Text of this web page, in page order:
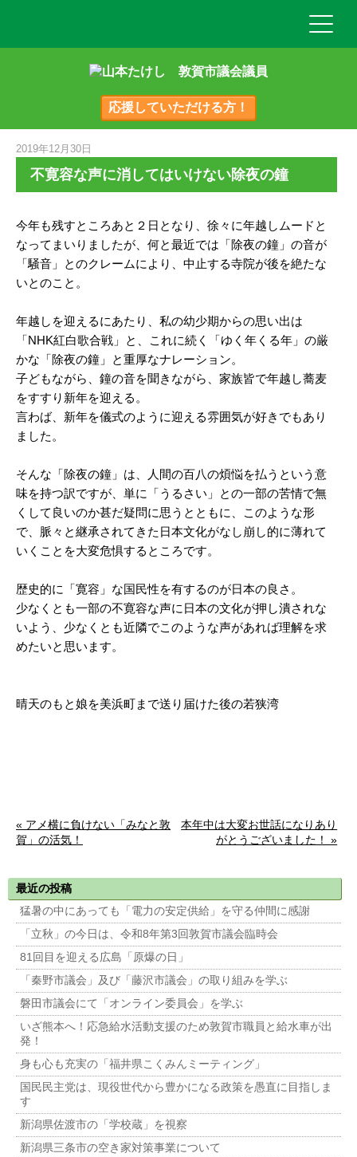
応援していただける方！
2019年12月30日
不寛容な声に消してはいけない除夜の鐘
今年も残すところあと２日となり、徐々に年越しムードと
なってまいりましたが、何と最近では「除夜の鐘」の音が
「騒音」とのクレームにより、中止する寺院が後を絶たな
いとのこと。
年越しを迎えるにあたり、私の幼少期からの思い出は
「NHK紅白歌合戦」と、これに続く「ゆく年くる年」の厳
かな「除夜の鐘」と重厚なナレーション。
子どもながら、鐘の音を聞きながら、家族皆で年越し蕎麦
をすすり新年を迎える。
言わば、新年を儀式のように迎える雰囲気が好きでもあり
ました。
そんな「除夜の鐘」は、人間の百八の煩悩を払うという意
味を持つ訳ですが、単に「うるさい」との一部の苦情で無
くして良いのか甚だ疑問に思うとともに、このような形
で、脈々と継承されてきた日本文化がなし崩し的に薄れて
いくことを大変危惧するところです。
歴史的に「寛容」な国民性を有するのが日本の良さ。
少なくとも一部の不寛容な声に日本の文化が押し潰されな
いよう、少なくとも近隣でこのような声があれば理解を求
めたいと思います。
晴天のもと娘を美浜町まで送り届けた後の若狭湾
« アメ横に負けない「みなと敦
賀」の活気！
本年中は大変お世話になりあり
がとうございました！ »
最近の投稿
猛暑の中にあっても「電力の安定供給」を守る仲間に感謝
「立秋」の今日は、令和8年第3回敦賀市議会臨時会
81回目を迎える広島「原爆の日」
「秦野市議会」及び「藤沢市議会」の取り組みを学ぶ
磐田市議会にて「オンライン委員会」を学ぶ
いざ熊本へ！応急給水活動支援のため敦賀市職員と給水車が出
発！
身も心も充実の「福井県こくみんミーティング」
国民民主党は、現役世代から豊かになる政策を愚直に目指しま
す
新潟県佐渡市の「学校蔵」を視察
新潟県三条市の空き家対策事業について